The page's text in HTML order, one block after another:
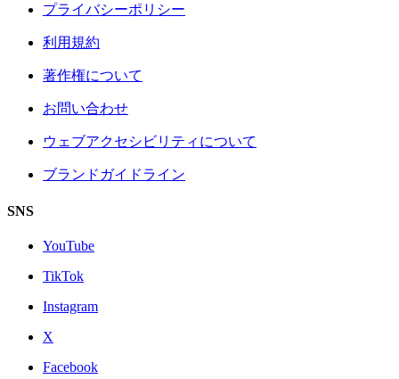
プライバシーポリシー
利用規約
著作権について
お問い合わせ
ウェブアクセシビリティについて
ブランドガイドライン
SNS
YouTube
TikTok
Instagram
X
Facebook